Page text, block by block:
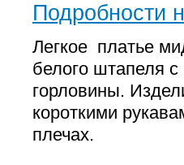
Подробности
Легкое платье
белого штапеля
горловины.
короткими
плечах.